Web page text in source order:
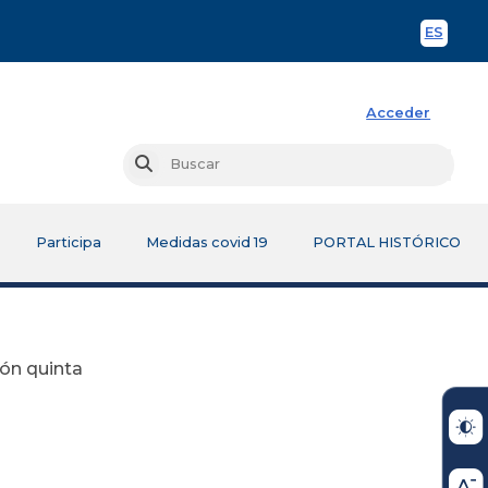
ES
Acceder
Buscar
Participa Medidas covid 19 PORTAL HISTÓRICO
quinta